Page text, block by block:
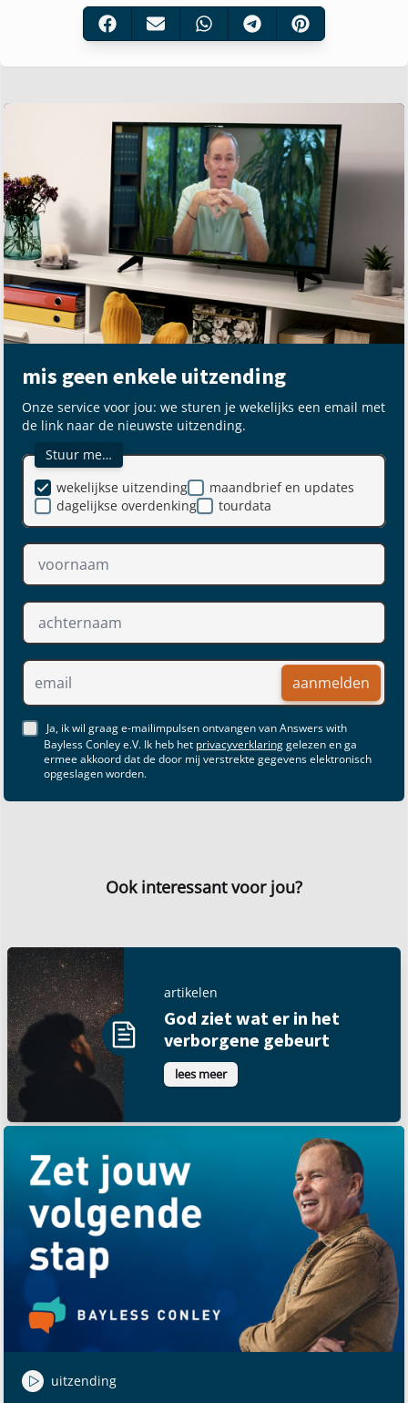
mis geen enkele uitzending
Onze service voor jou: we sturen je wekelijks een email met
de link naar de nieuwste uitzending.
Stuur me…
maandbrief en updates
dagelijkse overdenking
wekelijkse uitzending
tourdata
aanmelden
Ja, ik wil graag e-mailimpulsen ontvangen van Answers with
Bayless Conley e.V. Ik heb het privacyverklaringgelezen en ga
ermee akkoord dat de door mij verstrekte gegevens elektronisch
opgeslagen worden.
Ook interessant voor jou?
artikelen
God ziet wat er in het
verborgene gebeurt
lees meer
uitzending